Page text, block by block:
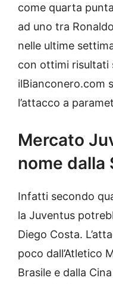
come quarta
ad uno tra
nelle ultime
con ottimi risultati
ilBianconero.com
l’attacco a
Mercato
nome dalla
Infatti secondo
la Juventus
Diego Costa.
poco dall’Atletico
Brasile e dalla